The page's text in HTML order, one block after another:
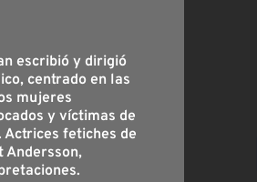
escribió y dirigió
centrado en las
mujeres
y víctimas de
Actrices fetiches de
Andersson,